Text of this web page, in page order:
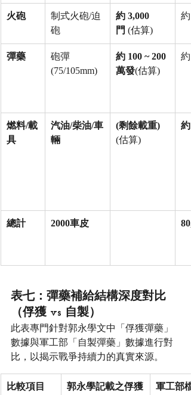
火砲
制式火砲/迫
砲
約 3,000
門 (估算)
約
彈藥
砲彈
(75/105mm)
約 100 ~ 200
萬發(估算)
約
燃料/載
具
汽油/柴油/車
輛
(剩餘載重)
(估算)
約
總計 2000車皮
表七：彈藥補給結構深度對比
（俘獲 vs 自製）
此表專門針對郭永學文中「俘獲彈藥」
數據與軍工部「自製彈藥」數據進行對
比，以揭示戰爭持續力的真實來源。
比較項目
郭永學記載之俘獲
軍工部